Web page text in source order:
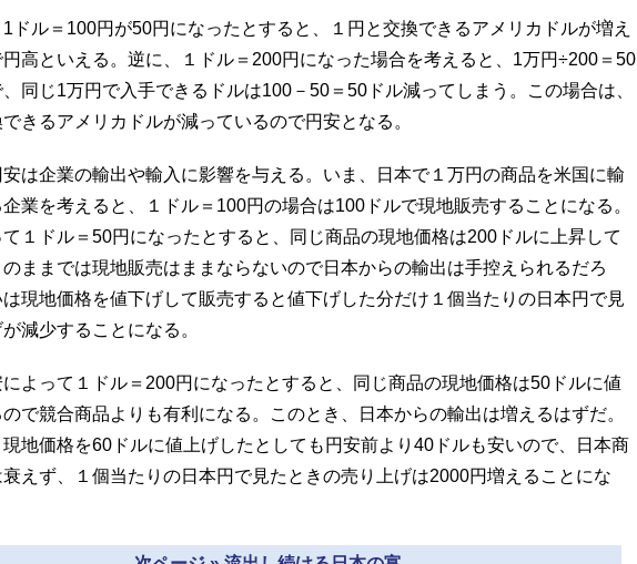
ドル＝100円が50円になったとすると、１円と交換できるアメリカドルが増え
高といえる。逆に、１ドル＝200円になった場合を考えると、1万円÷200＝50
、同じ1万円で入手できるドルは100－50＝50ドル減ってしまう。この場合は、
できるアメリカドルが減っているので円安となる。
は企業の輸出や輸入に影響を与える。いま、日本で１万円の商品を米国に輸
業を考えると、１ドル＝100円の場合は100ドルで現地販売することになる。
て１ドル＝50円になったとすると、同じ商品の現地価格は200ドルに上昇して
のままでは現地販売はままならないので日本からの輸出は手控えられるだろ
は現地価格を値下げして販売すると値下げした分だけ１個当たりの日本円で見
減少することになる。
よって１ドル＝200円になったとすると、同じ商品の現地価格は50ドルに値
で競合商品よりも有利になる。このとき、日本からの輸出は増えるはずだ。
地価格を60ドルに値上げしたとしても円安前より40ドルも安いので、日本商
えず、１個当たりの日本円で見たときの売り上げは2000円増えることにな